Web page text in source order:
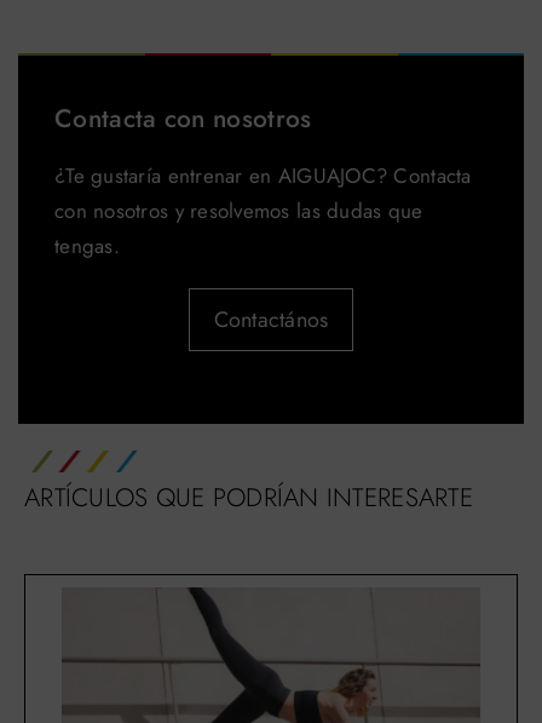
Contacta con nosotros
¿Te gustaría entrenar en AIGUAJOC? Contacta
con nosotros y resolvemos las dudas que
tengas.
Contactános
ARTÍCULOS QUE PODRÍAN INTERESARTE